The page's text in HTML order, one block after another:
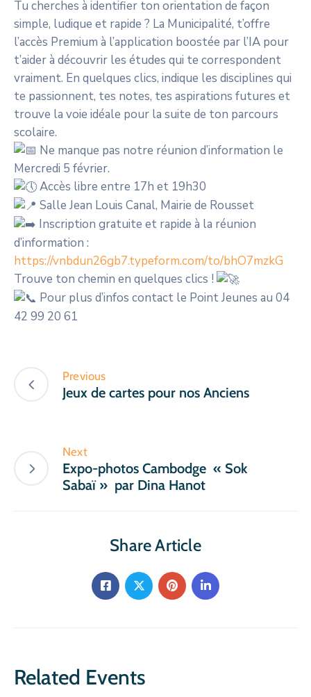
Tu cherches à identifier ton orientation de façon
simple, ludique et rapide ? La Municipalité, t’offre
l’accès Premium à l’application boostée par l’IA pour
t’aider à découvrir les études qui te correspondent
vraiment. En quelques clics, indique les disciplines qui
te passionnent, tes notes, tes aspirations futures et
trouve la voie idéale pour la suite de ton parcours
scolaire.
Ne manque pas notre réunion d’information le
Mercredi 5 février.
Accès libre entre 17h et 19h30
Salle Jean Louis Canal, Mairie de Rousset
Inscription gratuite et rapide à la réunion
d’information :
https://vnbdun26gb7.typeform.com/to/bhO7mzkG
Trouve ton chemin en quelques clics !
Pour plus d’infos contact le Point Jeunes au 04
42 99 20 61
Previous
Jeux de cartes pour nos Anciens
Next
Expo-photos Cambodge « Sok
Sabaï » par Dina Hanot
Share Article
Related Events